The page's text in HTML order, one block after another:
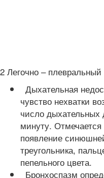
2 Легочно –
Дыхательная
чувство нехватки
число
минуту.
появление
треугольника,
пепельного цвета.
Бронхоспазм